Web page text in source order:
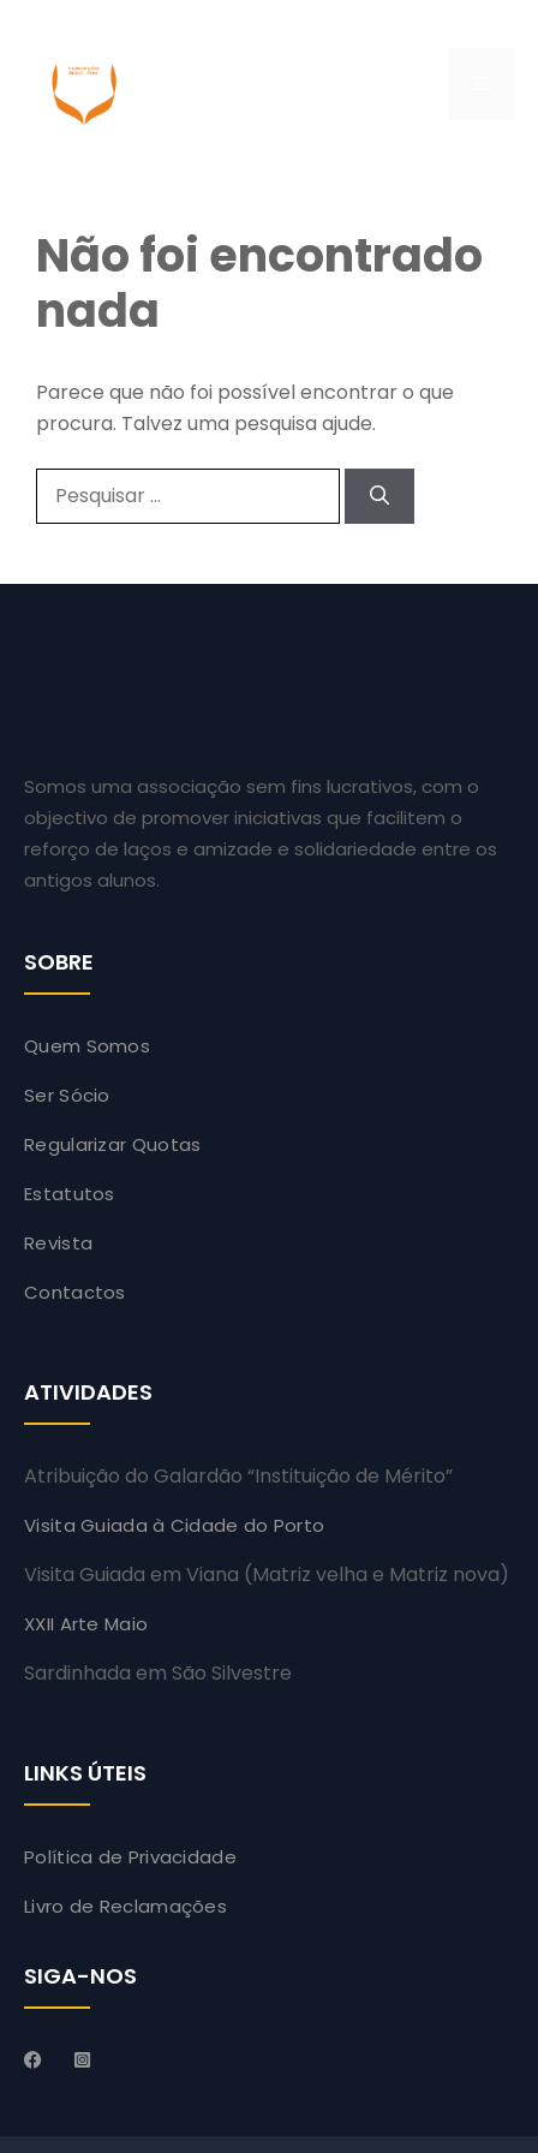
conteúdo
Não foi encontrado
nada
Parece que não foi possível encontrar o que
procura. Talvez uma pesquisa ajude.
Pesquisar
Somos uma associação sem fins lucrativos, com o
objectivo de promover iniciativas que facilitem o
reforço de laços e amizade e solidariedade entre os
antigos alunos.
SOBRE
Quem Somos
Ser Sócio
Regularizar Quotas
Estatutos
Revista
Contactos
ATIVIDADES
Atribuição do Galardão “Instituição de Mérito”
Visita Guiada à Cidade do Porto
Visita Guiada em Viana (Matriz velha e Matriz nova)
XXII Arte Maio
Sardinhada em São Silvestre
LINKS ÚTEIS
Política de Privacidade
Livro de Reclamações
SIGA-NOS